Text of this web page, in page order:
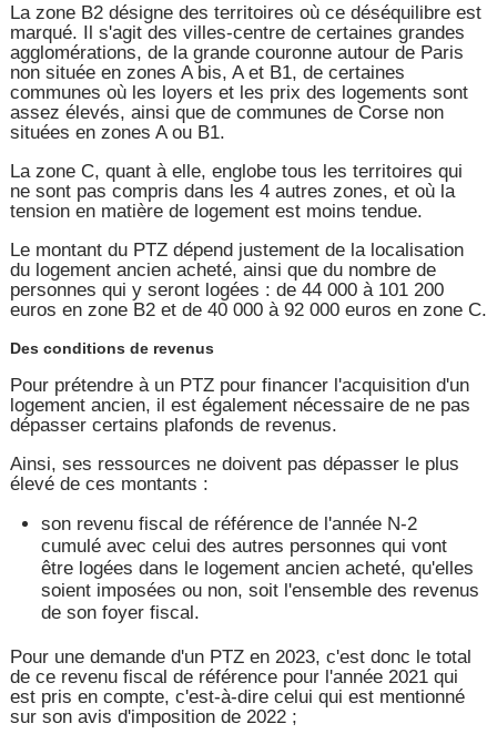
La zone B2 désigne des territoires où ce déséquilibre est
marqué. Il s'agit des villes-centre de certaines grandes
agglomérations, de la grande couronne autour de Paris
non située en zones A bis, A et B1, de certaines
communes où les loyers et les prix des logements sont
assez élevés, ainsi que de communes de Corse non
situées en zones A ou B1.
La zone C, quant à elle, englobe tous les territoires qui
ne sont pas compris dans les 4 autres zones, et où la
tension en matière de logement est moins tendue.
Le montant du PTZ dépend justement de la localisation
du logement ancien acheté, ainsi que du nombre de
personnes qui y seront logées : de 44 000 à 101 200
euros en zone B2 et de 40 000 à 92 000 euros en zone C.
Des conditions de revenus
Pour prétendre à un PTZ pour financer l'acquisition d'un
logement ancien, il est également nécessaire de ne pas
dépasser certains plafonds de revenus.
Ainsi, ses ressources ne doivent pas dépasser le plus
élevé de ces montants :
son revenu fiscal de référence de l'année N-2
cumulé avec celui des autres personnes qui vont
être logées dans le logement ancien acheté, qu'elles
soient imposées ou non, soit l'ensemble des revenus
de son foyer fiscal.
Pour une demande d'un PTZ en 2023, c'est donc le total
de ce revenu fiscal de référence pour l'année 2021 qui
est pris en compte, c'est-à-dire celui qui est mentionné
sur son avis d'imposition de 2022 ;